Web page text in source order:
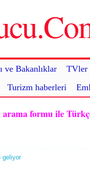
ve Bakanlıklar TVler
Turizm haberleri
formu ile
geliyor